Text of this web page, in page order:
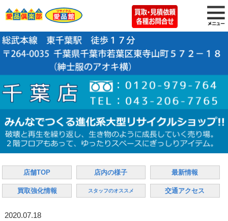
店舗TOP 店内の様子 最新情報
買取強化情報 スタッフのオススメ 交通アクセス
2020.07.18